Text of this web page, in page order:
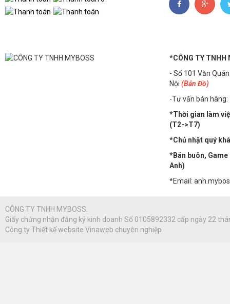
*CÔNG TY TNHH
- Số 101 Văn
Nội (Bản Đồ)
-Tư vấn bán hàng:
*Thời gian làm
(T2->T7)
*Chủ nhật quý
*Bán buôn, Game
Anh)
*Email:
CÔNG TY TNHH MYBOSS.
Giấy chứng nhận đăng ký kinh doanh Số 0105892332 cấp ngày 22
Công tyThiết kế website Vinaweb chuyên nghiệp